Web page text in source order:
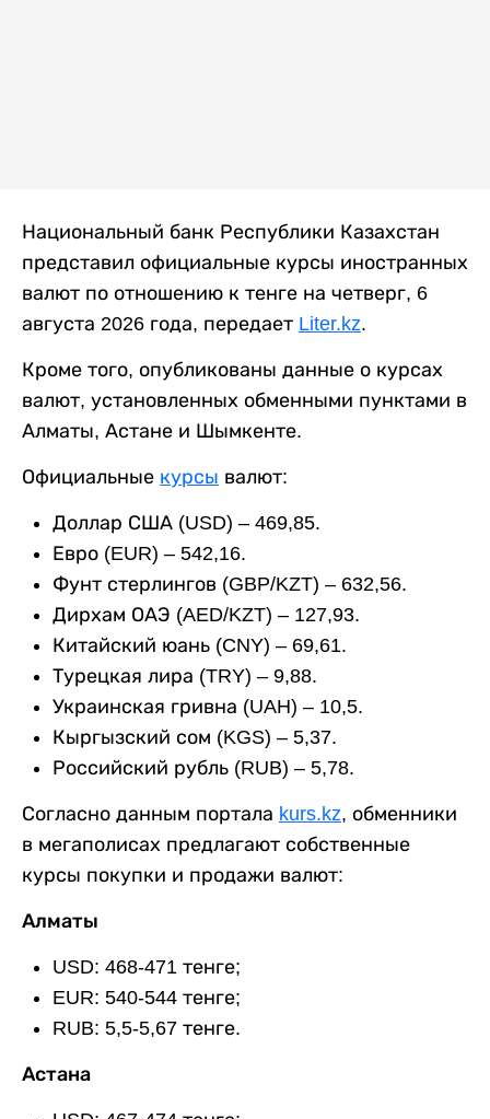
Национальный банк Республики Казахстан
представил официальные курсы иностранных
валют по отношению к тенге на четверг, 6
августа 2026 года, передает Liter.kz.
Кроме того, опубликованы данные о курсах
валют, установленных обменными пунктами в
Алматы, Астане и Шымкенте.
Официальные курсы валют:
Доллар США (USD) – 469,85.
Евро (EUR) – 542,16.
Фунт стерлингов (GBP/KZT) – 632,56.
Дирхам ОАЭ (AED/KZT) – 127,93.
Китайский юань (CNY) – 69,61.
Турецкая лира (TRY) – 9,88.
Украинская гривна (UAH) – 10,5.
Кыргызский сом (KGS) – 5,37.
Российский рубль (RUB) – 5,78.
Согласно данным портала kurs.kz, обменники
в мегаполисах предлагают собственные
курсы покупки и продажи валют:
Алматы
USD: 468-471 тенге;
EUR: 540-544 тенге;
RUB: 5,5-5,67 тенге.
Астана